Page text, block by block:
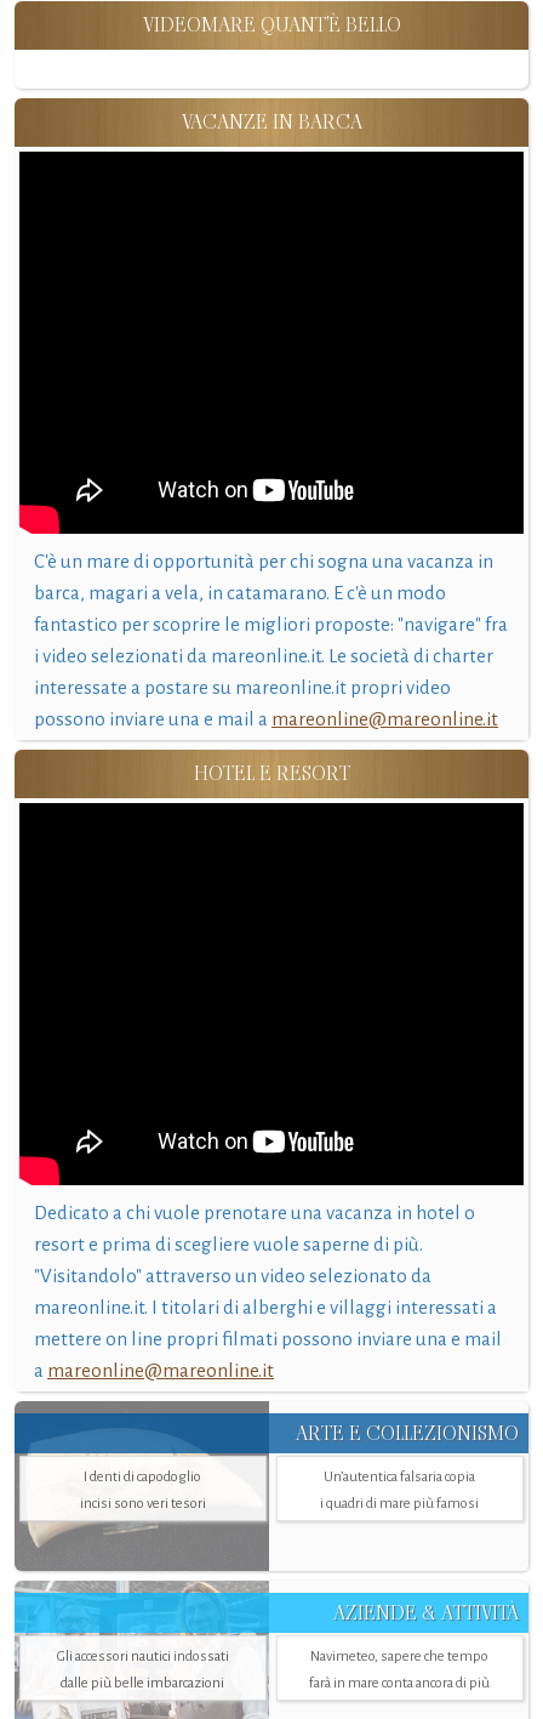
VIDEOMARE QUANT'È BELLO
VACANZE IN BARCA
C'è un mare di opportunità per chi sogna una vacanza in
barca, magari a vela, in catamarano. E c'è un modo
fantastico per scoprire le migliori proposte: "navigare" fra
i video selezionati da mareonline.it. Le società di charter
interessate a postare su mareonline.it propri video
possono inviare una e mail a mareonline@mareonline.it
HOTEL E RESORT
Dedicato a chi vuole prenotare una vacanza in hotel o
resort e prima di scegliere vuole saperne di più.
"Visitandolo" attraverso un video selezionato da
mareonline.it. I titolari di alberghi e villaggi interessati a
mettere on line propri filmati possono inviare una e mail
a mareonline@mareonline.it
ARTE E COLLEZIONISMO
I denti di capodoglio
incisi sono veri tesori
Un’autentica falsaria copia
i quadri di mare più famosi
AZIENDE & ATTIVITÀ
Gli accessori nautici indossati
dalle più belle imbarcazioni
Navimeteo, sapere che tempo
farà in mare conta ancora di più